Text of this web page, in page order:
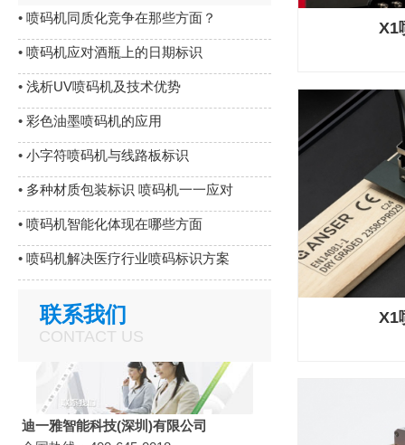
X1
X1
• 喷码机同质化竞争在那些方面？
• 喷码机应对酒瓶上的日期标识
• 浅析UV喷码机及技术优势
• 彩色油墨喷码机的应用
• 小字符喷码机与线路板标识
• 多种材质包装标识 喷码机一一应对
• 喷码机智能化体现在哪些方面
• 喷码机解决医疗行业喷码标识方案
联系我们
CONTACT US
迪一雅智能科技(深圳)有限公司